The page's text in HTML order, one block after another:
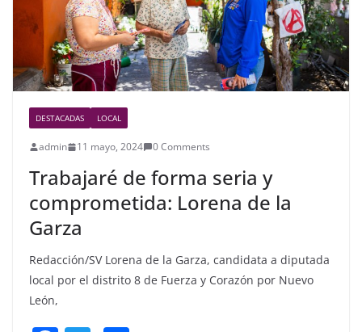
DESTACADAS LOCAL
admin 11 mayo, 2024 0 Comments
Trabajaré de forma seria y
comprometida: Lorena de la
Garza
Redacción/SV Lorena de la Garza, candidata a diputada
local por el distrito 8 de Fuerza y Corazón por Nuevo
León,